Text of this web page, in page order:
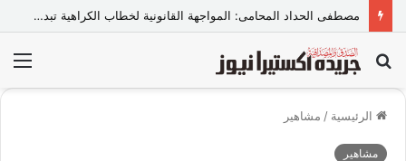
مصطفى الحداد المحامى: المواجهة القانونية لخطاب الكراهية تبدأ بتشريع واضح ووعي مجتمعي
بحث
عن
الرئيسية / مشاهير
مشاهير